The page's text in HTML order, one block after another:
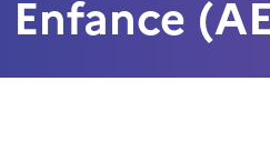
Enfance